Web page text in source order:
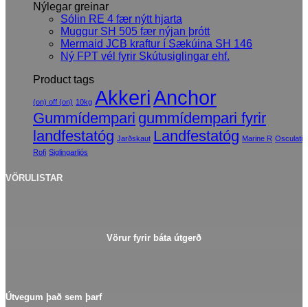
Nýlegar greinar
Sólin RE 4 fær nýtt hjarta
Muggur SH 505 fær nýjan þrótt
Mermaid JCB kraftur í Sækúina SH 146
Ný FPT vél fyrir Skútusiglingar ehf.
Product tags
(on) off (on) 10kg AkkeriAnchor
Gummídempari gummídempari fyrir
landfestatóg Jarðskaut Landfestatóg Marine R Osculati
Rofi Siglingarljós
VÖRULISTAR
Vörur fyrir báta útgerð
Útvegum það sem þarf